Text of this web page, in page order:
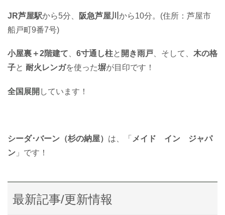
JR芦屋駅から5分、 阪急芦屋川 から10分。(住所：芦屋市
船戸町9番7号)
小屋裏＋2階建て、 6寸通し柱と 開き雨戸、そして、 木の格
子と 耐火レンガを使った塀が目印です！
全国展開 しています！
シーダ･バーン（杉の納屋） は、「 メイド イン ジャパ
ン 」です！
最新記事/更新情報